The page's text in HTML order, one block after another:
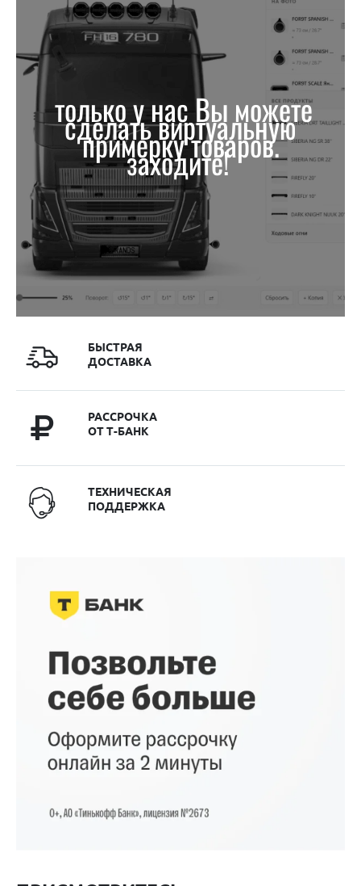
только у нас Вы можете
сделать виртуальную
примерку товаров.
заходите!
БЫСТРАЯ
ДОСТАВКА
РАССРОЧКА
ОТ Т-БАНК
ТЕХНИЧЕСКАЯ
ПОДДЕРЖКА